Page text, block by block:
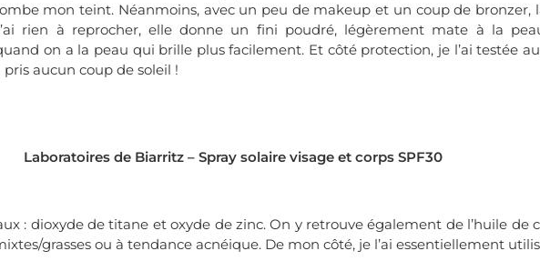
mon teint. Néanmoins, avec un peu de makeup et un coup de bronzer,
rien à reprocher, elle donne un fini poudré, légèrement mate à la
on a la peau qui brille plus facilement. Et côté protection, je l’ai testée
aucun coup de soleil !
Laboratoires de Biarritz – Spray solaire visage et corps SPF30
: dioxyde de titane et oxyde de zinc. On y retrouve également de l’huile de
grasses ou à tendance acnéique. De mon côté, je l’ai essentiellement